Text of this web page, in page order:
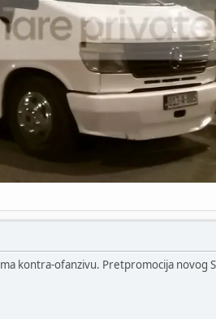
kontra-ofanzivu. Pretpromocija novog